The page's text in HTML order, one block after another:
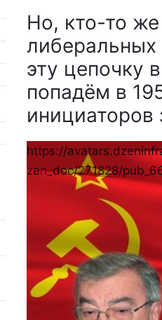
Но, кто-то же
либеральных
эту цепочку
попадём в
инициаторов
https://
zen_doc/271828/